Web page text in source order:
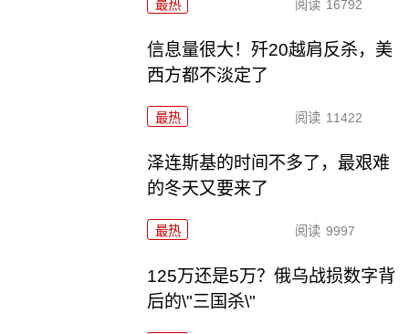
最热 阅读 16792
信息量很大！歼20越肩反杀，美
西方都不淡定了
最热 阅读 11422
泽连斯基的时间不多了，最艰难
的冬天又要来了
最热 阅读 9997
125万还是5万？俄乌战损数字背
后的\"三国杀\"